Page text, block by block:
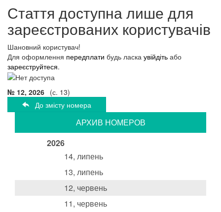
Стаття доступна лише для
зареєстрованих користувачів
Шановний користувач!
Для оформлення передплати будь ласка увійдіть або
зареєструйтеся.
№ 12, 2026 (с. 13)
До змісту номера
АРХИВ НОМЕРОВ
2026
14, липень
13, липень
12, червень
11, червень